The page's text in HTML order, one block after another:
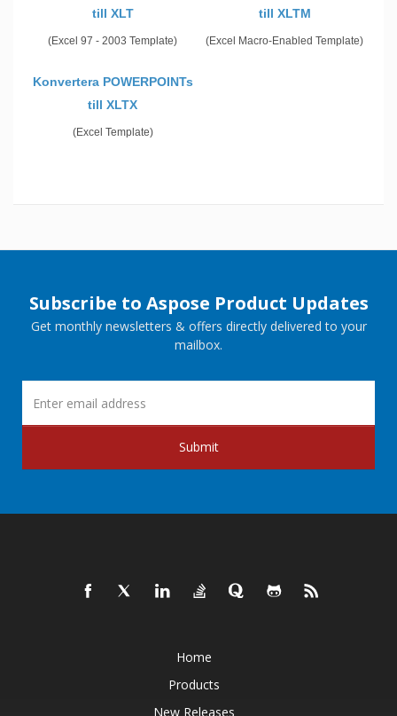
till XLT
(Excel 97 - 2003 Template)
till XLTM
(Excel Macro-Enabled Template)
Konvertera POWERPOINTs
till XLTX
(Excel Template)
Subscribe to Aspose Product Updates
Get monthly newsletters & offers directly delivered to your
mailbox.
Submit
Home
Products
New Releases